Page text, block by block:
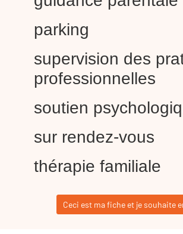
parking
supervision des
professionnelles
soutien
sur rendez-vous
thérapie familiale
Ceci est ma fiche et je souhaite